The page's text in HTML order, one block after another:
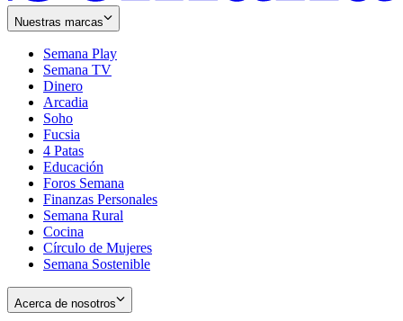
Nuestras marcas
Semana Play
Semana TV
Dinero
Arcadia
Soho
in
new
window
Fucsia
in
new
window
4 Patas
Educación
Foros Semana
Finanzas Personales
Semana Rural
Cocina
Círculo de Mujeres
Semana Sostenible
Acerca de nosotros